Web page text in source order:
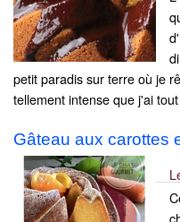
petit paradis sur terre où je
tellement intense que j'ai
Gâteau aux carottes